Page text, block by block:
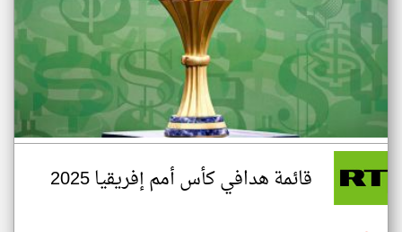
قائمة هدافي كأس أمم إفريقيا 2025